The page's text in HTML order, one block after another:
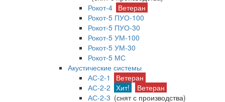
Рокот-4 Ветеран
Рокот-5 ПУО-100
Рокот-5 ПУО-30
Рокот-5 УМ-100
Рокот-5 УМ-30
Рокот-5 МС
Акустические системы
АС-2-1
Ветеран
АС-2-2 Хит!
Ветеран
АС-2-3 (снят с производства)